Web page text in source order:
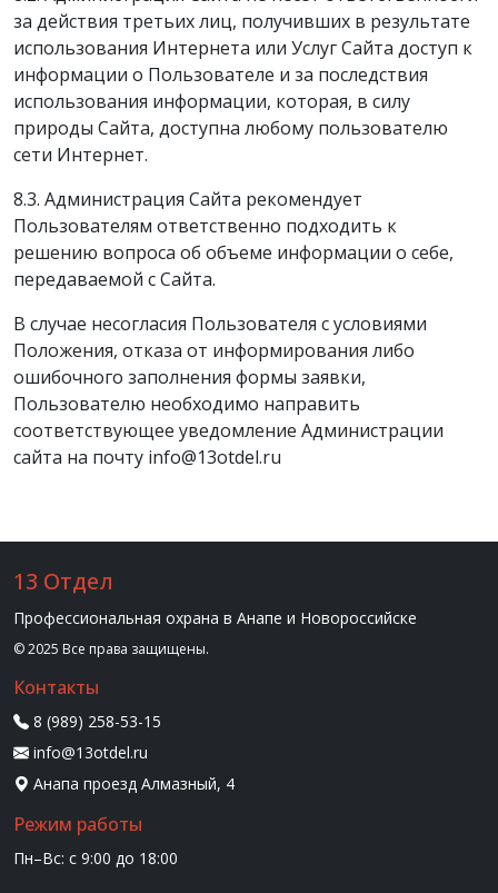
за действия третьих лиц, получивших в результате
использования Интернета или Услуг Сайта доступ к
информации о Пользователе и за последствия
использования информации, которая, в силу
природы Сайта, доступна любому пользователю
сети Интернет.
8.3. Администрация Сайта рекомендует
Пользователям ответственно подходить к
решению вопроса об объеме информации о себе,
передаваемой с Сайта.
В случае несогласия Пользователя с условиями
Положения, отказа от информирования либо
ошибочного заполнения формы заявки,
Пользователю необходимо направить
соответствующее уведомление Администрации
сайта на почту info@13otdel.ru
13 Отдел
Профессиональная охрана в Анапе и Новороссийске
© 2025 Все права защищены.
Контакты
8 (989) 258-53-15
info@13otdel.ru
Анапа проезд Алмазный, 4
Режим работы
Пн–Вс: с 9:00 до 18:00